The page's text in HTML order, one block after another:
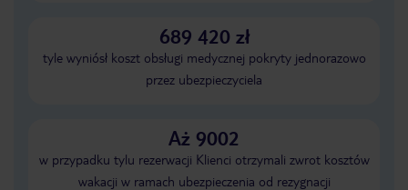
689 420 zł
tyle wyniósł koszt obsługi medycznej pokryty jednorazowo
przez ubezpieczyciela
Aż 9002
w przypadku tylu rezerwacji Klienci otrzymali zwrot kosztów
wakacji w ramach ubezpieczenia od rezygnacji